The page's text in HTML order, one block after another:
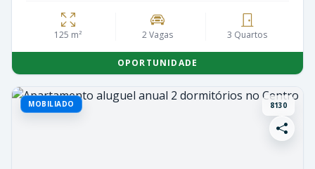
125 m² 2 Vagas 3 Quartos
OPORTUNIDADE
MOBILIADO 8130